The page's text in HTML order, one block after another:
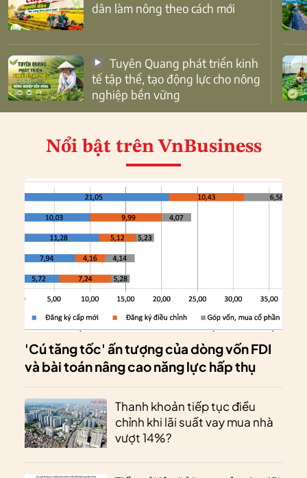
dân làm nông theo cách mới
tế tập thể, tạo động lực cho nông
nghiệp bền vững
Nổi bật trên VnBusiness
'Cú tăng tốc' ấn tượng của dòng vốn FDI
và bài toán nâng cao năng lực hấp thụ
Thanh khoản tiếp tục điều
chỉnh khi lãi suất vay mua nhà
vượt 14%?